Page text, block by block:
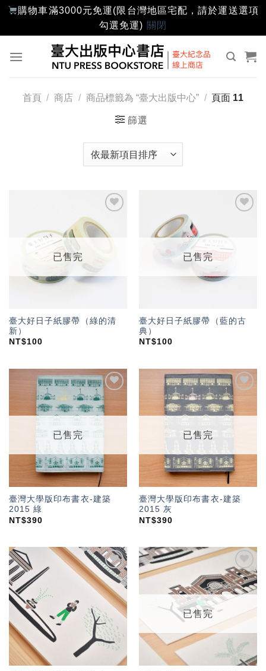
購物車滿3000元免運(限台灣地區宅配，請於運送選項
勾選免運) 關閉
首頁 / 商店 / 商品標籤為 “臺大出版中心” / 頁面 11
篩選
「願
望輕
已售完
臺大好日子紙膠帶（綠的清
新）
NT$100
已售完
臺大好日子紙膠帶（藍的古
典）
NT$100
望輕
已售完
臺灣大學版印布書衣-建築
2015 綠
NT$390
望輕
已售完
臺灣大學版印布書衣-建築
2015 灰
NT$390
加入
「願
望輕
單」
加入
「願
望輕
已售完